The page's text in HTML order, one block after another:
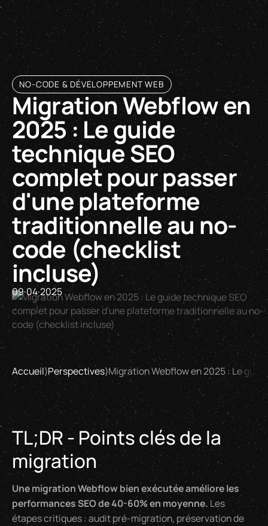
ultraperfekt
NO-CODE & DÉVELOPPEMENT WEB
Migration Webflow en
2025 : Le guide
technique SEO
complet pour passer
d'une plateforme
traditionnelle au no-
code (checklist
incluse)
09·04·2025
Accueil⟩Perspectives⟩Migration Webflow en 2025 : Le
TL;DR - Points clés de la
migration
Une migration Webflow bien exécutée améliore les
performances SEO de 40-60% en moyenne. Les
étapes critiques : audit pré-migration, préservation de